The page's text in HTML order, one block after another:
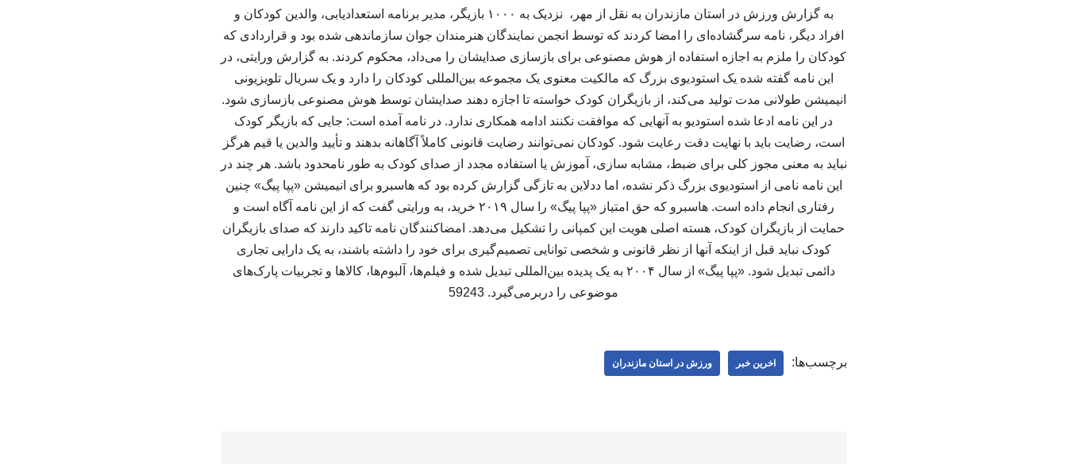
به گزارش ورزش در استان مازندران به نقل از مهر، نزدیک به ۱۰۰۰ بازیگر، مدیر برنامه استعدادیابی، والدین کودکان و
افراد دیگر، نامه سرگشاده‌ای را امضا کردند که توسط انجمن نمایندگان هنرمندان جوان سازماندهی شده بود و قراردادی که
کودکان را ملزم به اجازه استفاده از هوش مصنوعی برای بازسازی صدایشان را می‌داد، محکوم کردند. به گزارش ورایتی، در
این نامه گفته شده یک استودیوی بزرگ که مالکیت معنوی یک مجموعه بین‌المللی کودکان را دارد و یک سریال تلویزیونی
انیمیشن طولانی مدت تولید می‌کند، از بازیگران کودک خواسته تا اجازه دهند صدایشان توسط هوش مصنوعی بازسازی شود.
در این نامه ادعا شده استودیو به آنهایی که موافقت نکنند ادامه همکاری ندارد. در نامه آمده است: جایی که بازیگر کودک
است، رضایت باید با نهایت دقت رعایت شود. کودکان نمی‌توانند رضایت قانونی کاملاً آگاهانه بدهند و تأیید والدین یا قیم هرگز
نباید به معنی مجوز کلی برای ضبط، مشابه سازی، آموزش یا استفاده مجدد از صدای کودک به طور نامحدود باشد. هر چند در
این نامه نامی از استودیوی بزرگ ذکر نشده، اما ددلاین به تازگی گزارش کرده بود که هاسبرو برای انیمیشن «پپا پیگ» چنین
رفتاری انجام داده است. هاسبرو که حق امتیاز «پپا پیگ» را سال ۲۰۱۹ خرید، به ورایتی گفت که از این نامه آگاه است و
حمایت از بازیگران کودک، هسته اصلی هویت این کمپانی را تشکیل می‌دهد. امضاکنندگان نامه تاکید دارند که صدای بازیگران
کودک نباید قبل از اینکه آنها از نظر قانونی و شخصی توانایی تصمیم‌گیری برای خود را داشته باشند، به یک دارایی تجاری
دائمی تبدیل شود. «پپا پیگ» از سال ۲۰۰۴ به یک پدیده بین‌المللی تبدیل شده و فیلم‌ها، آلبوم‌ها، کالاها و تجربیات پارک‌های
موضوعی را دربرمی‌گیرد. 59243
برچسب‌ها: اخرین خبر ورزش در استان مازندران